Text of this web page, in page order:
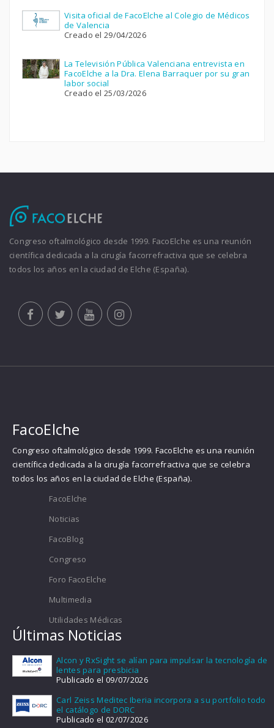
Visita oficial de FacoElche al Colegio de Médicos
de Valencia
Creado el 29/04/2026
La Televisión Pública Valenciana entrevista en
FacoElche a la Dra. Elena Barraquer por su gran
labor social
Creado el 25/03/2026
Congreso oftalmológico desde 1999. FacoElche es una reunión
científica dedicada a la cirugía facorrefractiva que se celebra
todos los años en la ciudad de Elche (España).
FacoElche
Congreso oftalmológico desde 1999. FacoElche es una reunión
científica dedicada a la cirugía facorrefractiva que se celebra
todos los años en la ciudad de Elche (España).
FacoElche
Noticias
FacoBlog
Congreso
Foro FacoElche
Multimedia
Utilidades Médicas
Últimas Noticias
Alcon y RxSight se alían para impulsar la tecnología de
lentes para presbicia
Publicado el 09/07/2026
Carl Zeiss Meditec Iberia incorpora a su portfolio todo
el catálogo de DORC
Publicado el 02/07/2026